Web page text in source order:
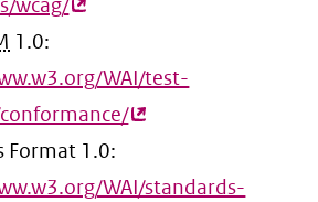
wcag/(externe
1.0:
WAI/test-
(externe
Format 1.0:
WAI/standards-